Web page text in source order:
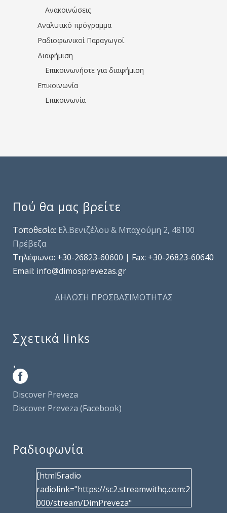
Ανακοινώσεις
Αναλυτικό πρόγραμμα
Ραδιοφωνικοί Παραγωγοί
Διαφήμιση
Επικοινωνήστε για διαφήμιση
Επικοινωνία
Επικοινωνία
Πού θα μας βρείτε
Τοποθεσία: Ελ.Βενιζέλου & Μπαχούμη 2, 48100
Πρέβεζα
Τηλέφωνo: +30-26823-60600 | Fax: +30-26823-60640
Email: info@dimosprevezas.gr
ΔΗΛΩΣΗ ΠΡΟΣΒΑΣΙΜΟΤΗΤΑΣ
Σχετικά links
.
Discover Preveza
Discover Preveza (Facebook)
Ραδιοφωνία
[html5radio
radiolink="https://sc2.streamwithq.com:2
000/stream/DimPreveza"